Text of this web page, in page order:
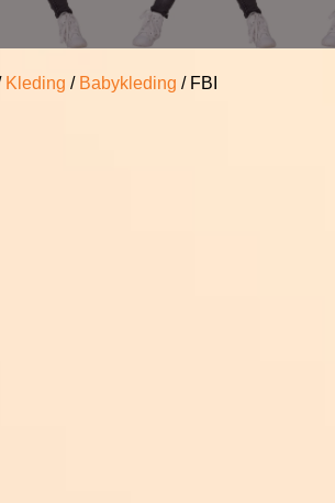
Kleding / Babykleding / FBI